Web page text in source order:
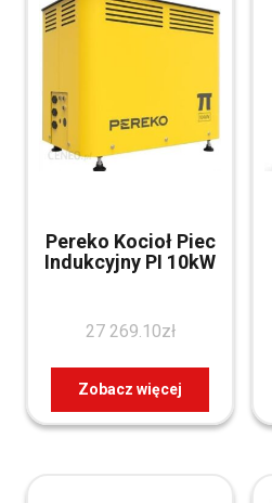
Pereko Kocioł Piec
Indukcyjny PI 10kW
27 269.10zł
Zobacz więcej